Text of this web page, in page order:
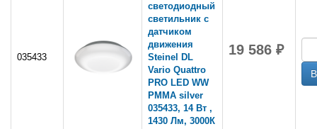
035433
светодиодный
светильник с
датчиком
движения
Steinel DL
Vario Quattro
PRO LED WW
PMMA silver
035433, 14 Вт ,
1430 Лм, 3000К
19 586 ₽